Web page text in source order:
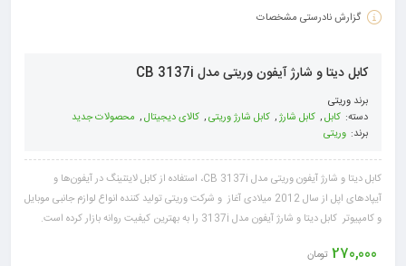
گزارش نادرستی مشخصات
کابل دیتا و شارژ آیفون وریتی مدل CB 3137i
برند وریتی
دسته: کابل, کابل شارژ, کابل شارژ وریتی, کالای دیجیتال, محصولات جدید
برند: وریتی
کابل دیتا و شارژ آیفون وریتی مدل CB 3137i، استفاده از کابل لایتنینگ در آیفون‌ها و
آیپادهای اپل از سال 2012 میلادی آغاز و شرکت وریتی تولید کننده انواع لوازم جانبی موبایل
و کامپیوتر کابل دیتا و شارژ آیفون مدل 3137i را به بهترین کیفیت روانه بازار کرده است.
270,000 تومان